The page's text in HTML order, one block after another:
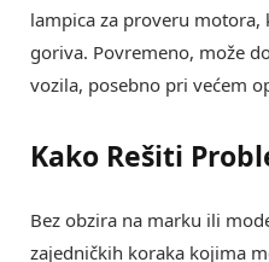
lampica za proveru motora,
goriva. Povremeno, može
vozila, posebno pri većem
Kako Rešiti
Bez obzira na marku ili
zajedničkih koraka kojima